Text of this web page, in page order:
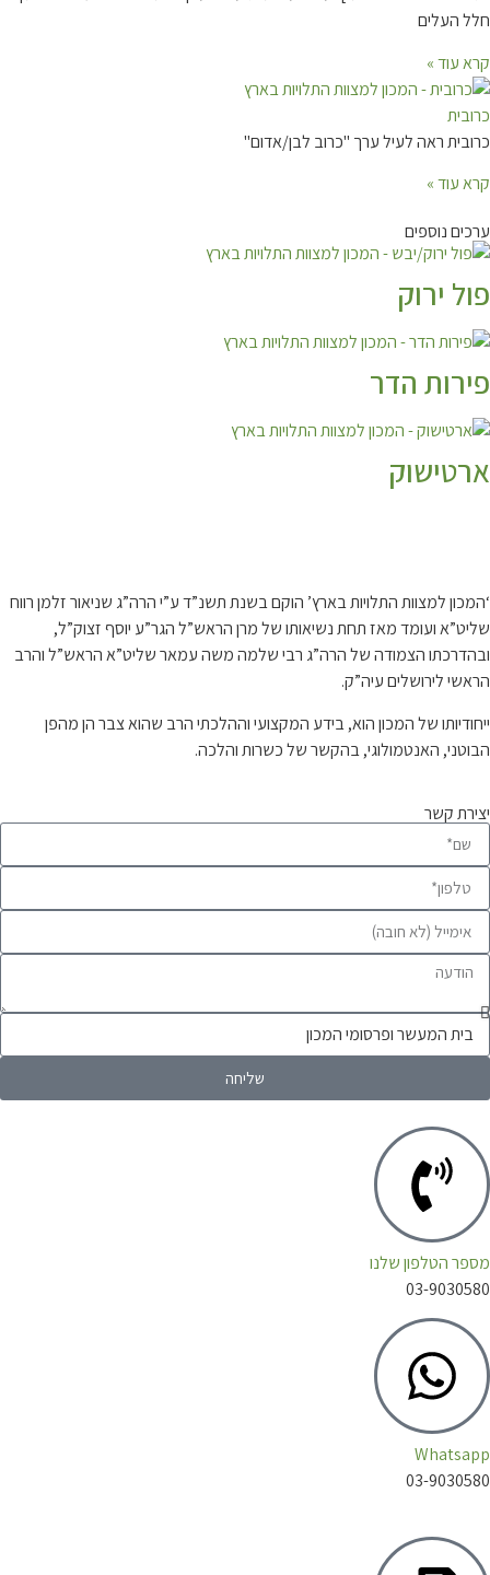
»
ראה לעיל ערך "כרוב לבן/אדום"
»
נוספים
ירוק
הדר
למצוות התלויות בארץ’ הוקם בשנת תשנ”ד ע”י הרה”ג שניאור זלמן רווח
ועומד מאז תחת נשיאותו של מרן הראש”ל הגר”ע יוסף זצוק”ל,
הצמודה של הרה”ג רבי שלמה משה עמאר שליט”א הראש”ל והרב
לירושלים עיה”ק.
של המכון הוא, בידע המקצועי וההלכתי הרב שהוא צבר הן מהפן
האנטמולוגי, בהקשר של כשרות והלכה.
קשר
שליחה
הטלפון שלנו
03-
03-